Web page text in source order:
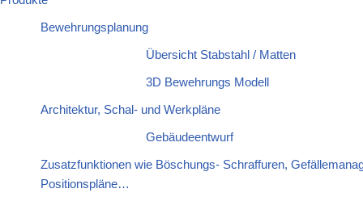
Bewehrungsplanung
Übersicht Stabstahl / Matten
3D Bewehrungs Modell
Architektur, Schal- und Werkpläne
Gebäudeentwurf
Zusatzfunktionen wie Böschungs- Schraffuren,
Positionspläne…